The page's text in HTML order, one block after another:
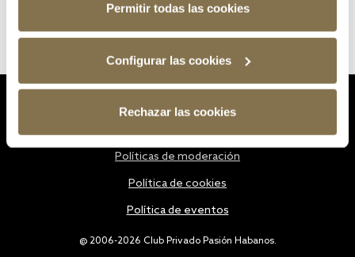
Permitir todas las cookies
Configurar las cookies
Rechazar las cookies
@ 2006-2026 Club Privado Pasión Habanos.
Políticas de moderación
Política de cookies
Política de eventos